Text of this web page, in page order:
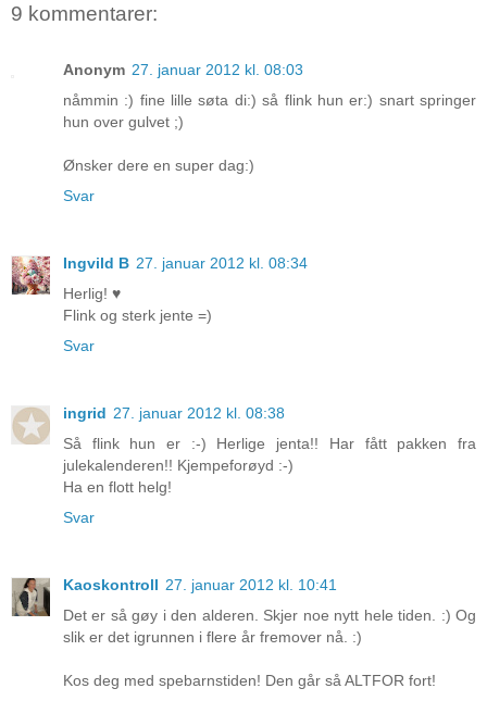
9 kommentarer:
Anonym 27. januar 2012 kl. 08:03
nåmmin :) fine lille søta di:) så flink hun er:) snart springer
hun over gulvet ;)
Ønsker dere en super dag:)
Svar
Ingvild B 27. januar 2012 kl. 08:34
Herlig! ♥
Flink og sterk jente =)
Svar
ingrid 27. januar 2012 kl. 08:38
Så flink hun er :-) Herlige jenta!! Har fått pakken fra
julekalenderen!! Kjempeforøyd :-)
Ha en flott helg!
Svar
Kaoskontroll 27. januar 2012 kl. 10:41
Det er så gøy i den alderen. Skjer noe nytt hele tiden. :) Og
slik er det igrunnen i flere år fremover nå. :)
Kos deg med spebarnstiden! Den går så ALTFOR fort!